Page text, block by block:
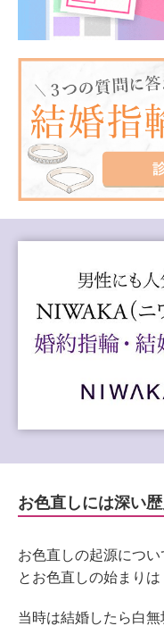
お色直しには深い
お色直しの起源につ
とお色直しの始まり
当時は結婚したら白